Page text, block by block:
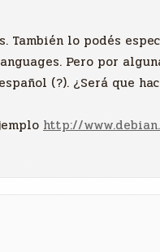
También lo podés
Pero por
(?). ¿Será que
http://